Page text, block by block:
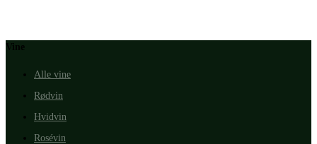
Vine
Alle vine
Rødvin
Hvidvin
Rosévin